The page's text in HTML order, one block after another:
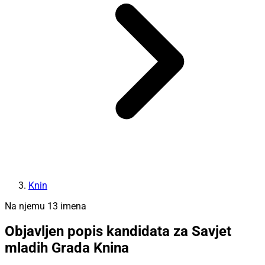
Knin
Na njemu 13 imena
Objavljen popis kandidata za Savjet
mladih Grada Knina